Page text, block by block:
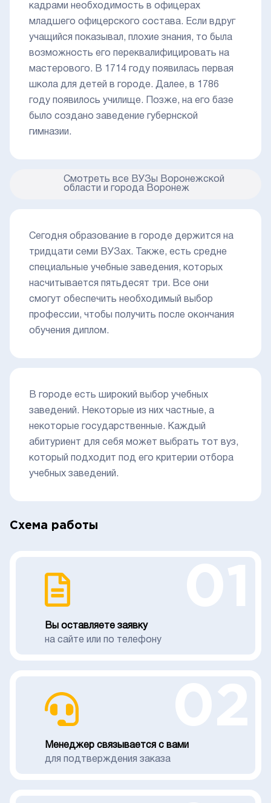
кадрами необходимость в офицерах
младшего офицерского состава. Если вдруг
учащийся показывал, плохие знания, то была
возможность его переквалифицировать на
мастерового. В 1714 году появилась первая
школа для детей в городе. Далее, в 1786
году появилось училище. Позже, на его базе
было создано заведение губернской
гимназии.
Смотреть все ВУЗы Воронежской
области и города Воронеж
Сегодня образование в городе держится на
тридцати семи ВУЗах. Также, есть средне
специальные учебные заведения, которых
насчитывается пятьдесят три. Все они
смогут обеспечить необходимый выбор
профессии, чтобы получить после окончания
обучения диплом.
В городе есть широкий выбор учебных
заведений. Некоторые из них частные, а
некоторые государственные. Каждый
абитуриент для себя может выбрать тот вуз,
который подходит под его критерии отбора
учебных заведений.
Схема работы
Вы оставляете заявку
на сайте или по телефону
Менеджер связывается с вами
для подтверждения заказа